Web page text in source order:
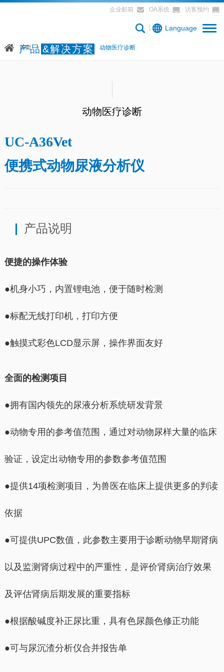
企业邮箱 OA系统 访客预约
Language
产品 &解决方案
首页 产品&解决方案 动物医疗诊断
动物医疗诊断
UC-A36Vet
便携式动物尿液分析仪
产品说明
便捷的操作体验
●机身小巧，内置锂电池，便于随时检测
●标配无线打印机，打印方便
●触摸式彩色LCD显示屏，操作界面友好
全面的检测项目
●拥有国内领先的尿液分析系统研发背景
●动物专用的参考值范围，通过对动物尿样大量的临床
验证，设定出动物专用的参数参考值范围
●提供14项检测项目，为兽医在临床上提供更多的判读
依据
●可提供UPC数值，此参数主要用于诊断动物早期肾病
以及监测肾病过程中的严重性，是评价肾病治疗效果
及评估肾病后期发展的重要指标
●根据酸碱度补正尿比重，具有色尿颜色修正功能
●可与尿沉渣分析仪合并报告单